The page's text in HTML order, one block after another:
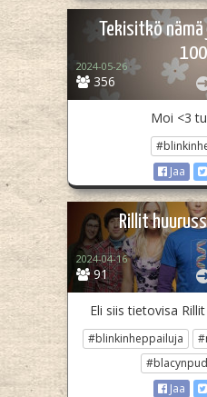
Tekisitkö
356
2024-05-26
Moi <3
Jaa
Rillit
91
2024-04-16
Eli siis tietovisa
#blinkinheppailuja
Jaa